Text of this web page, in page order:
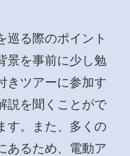
巡る際のポイント
景を事前に少し勉
きツアーに参加す
説を聞くことがで
す。また、多くの
あるため、電動ア